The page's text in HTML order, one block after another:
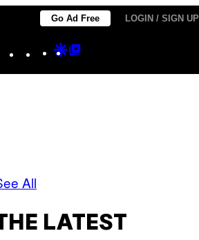
Go Ad Free LOGIN / SIGN UP
Instagram
TikTokYouTube
Google
All
LATEST